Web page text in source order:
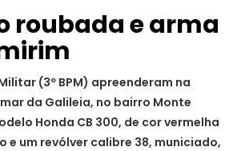
roubada e arma
(3º BPM) apreenderam na
da Galileia, no bairro Monte
Honda CB 300, de cor vermelha
e um revólver calibre 38, municiado,